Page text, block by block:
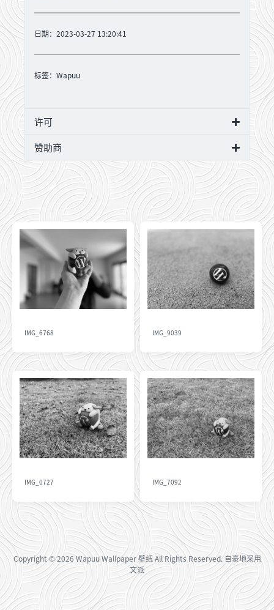
日期：2023-03-27 13:20:41
标签： Wapuu
许可
赞助商
IMG_6768 IMG_9039
IMG_0727 IMG_7092
Copyright© 2026Wapuu Wallpaper 壁纸All Rights Reserved. 自豪地采用
文派